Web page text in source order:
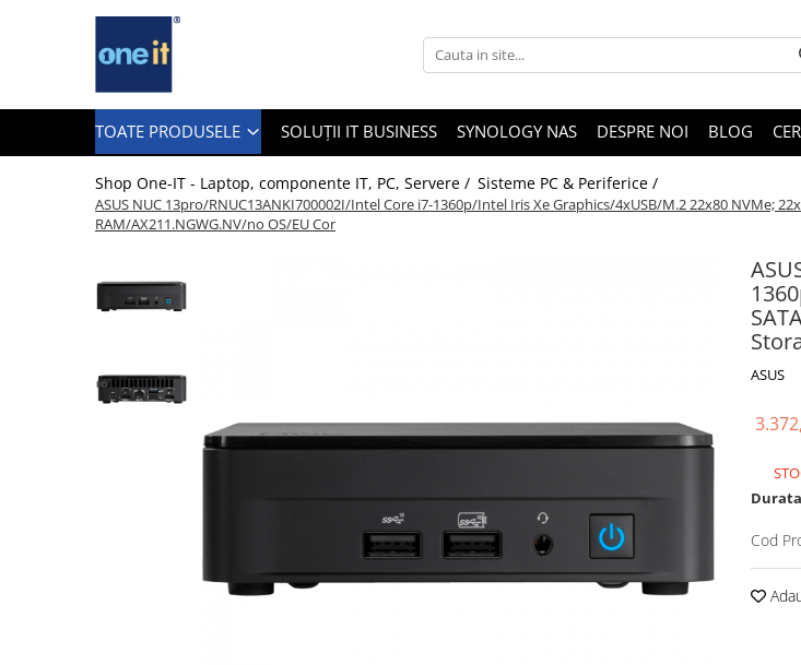
Toate Produsele
Laptop / Notebook
Accesorii Laptop
Tablete & accesorii
Telefoane & accesorii
TOATE PRODUSELE SOLUȚII IT BUSINESS SYNOLOGY NAS DESPRE NOI BLOG
Shop One-IT - Laptop, componente IT, PC, Servere / Sisteme PC & Periferice /
ASUS NUC 13pro/RNUC13ANKI700002I/Intel Core i7-1360p/Intel Iris Xe Graphics/4xUSB/M.2 22x80 NVMe;
RAM/AX211.NGWG.NV/no OS/EU Cor
ASUS
Cod